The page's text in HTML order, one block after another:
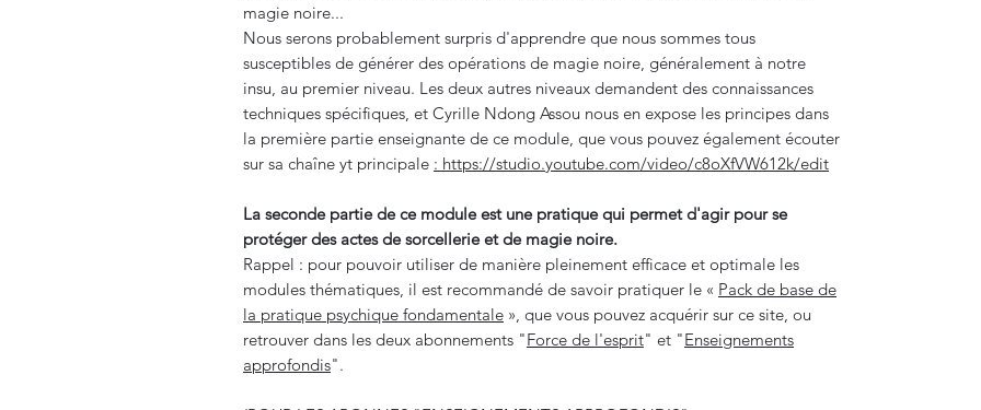
magie noire...
Nous serons probablement surpris d'apprendre que nous sommes tous
susceptibles de générer des opérations de magie noire, généralement à notre
insu, au premier niveau. Les deux autres niveaux demandent des connaissances
techniques spécifiques, et Cyrille Ndong Assou nous en expose les principes dans
la première partie enseignante de ce module, que vous pouvez également écouter
sur sa chaîne yt principale : https://studio.youtube.com/video/c8oXfVW612k/edit
La seconde partie de ce module est une pratique qui permet d'agir pour se
protéger des actes de sorcellerie et de magie noire.
Rappel : pour pouvoir utiliser de manière pleinement efficace et optimale les
modules thématiques, il est recommandé de savoir pratiquer le « Pack de base de
la pratique psychique fondamentale », que vous pouvez acquérir sur ce site, ou
retrouver dans les deux abonnements "Force de l'esprit" et "Enseignements
approfondis".